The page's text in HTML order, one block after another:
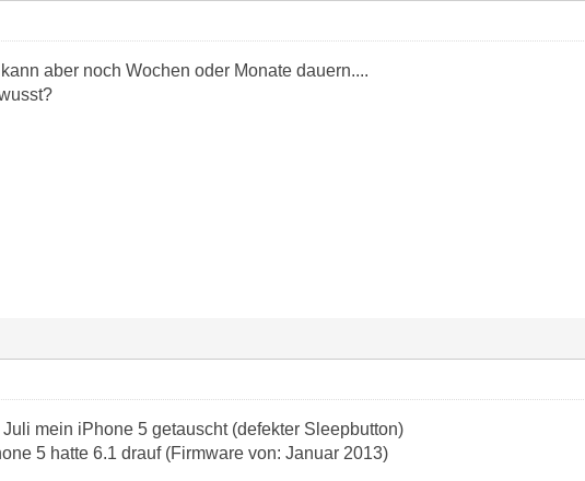
aber noch Wochen oder Monate dauern....
Juli mein iPhone 5 getauscht (defekter Sleepbutton)
5 hatte 6.1 drauf (Firmware von: Januar 2013)